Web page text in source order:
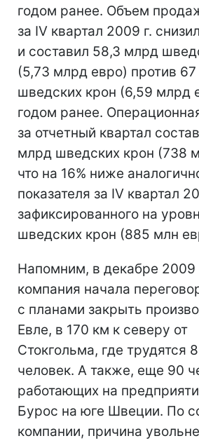
годом ранее. Объем
за IV квартал 2009 г.
и составил 58,3 млрд
(5,73 млрд евро) против
шведских крон (6,59 млрд
годом ранее.
за отчетный квартал
млрд шведских крон (738
что на 16% ниже
показателя за IV квартал
зафиксированного на
шведских крон (885 млн
Напомним, в декабре 2009
компания начала
с планами закрыть
Евле, в 170 км к северу от
Стокгольма, где трудятся
человек. А также, еще 90
работающих на
Бурос на юге Швеции. По
компании, причина